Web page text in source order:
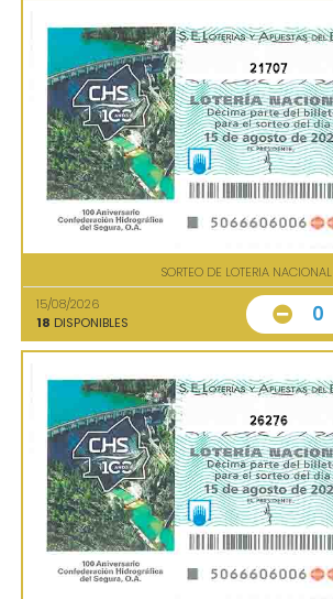
21707
SORTEO DE LOTERIA NACIONAL
15/08/2026
18 DISPONIBLES 0
26276